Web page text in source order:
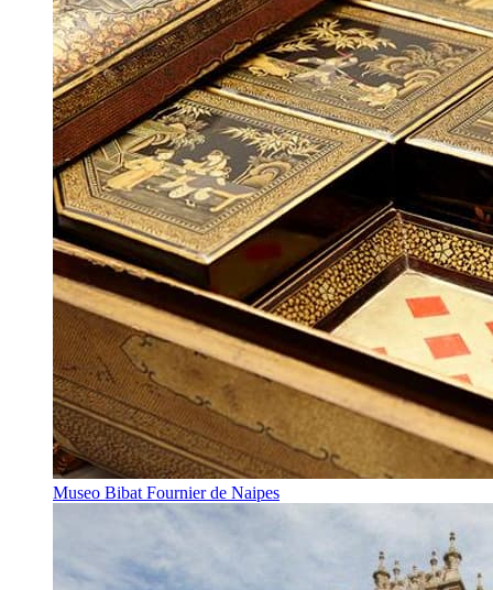
Museo Bibat Fournier de Naipes